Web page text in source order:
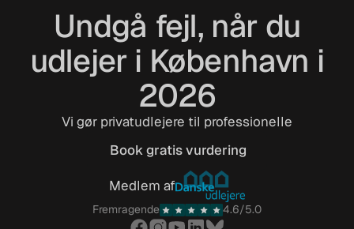
Undgå fejl, når du
udlejer i København i
2026
Vi gør privatudlejere til professionelle
Book gratis vurdering
Book gratis vurdering
Medlem af
Fremragende 4.6/5.0